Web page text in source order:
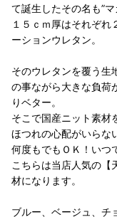
て誕生したその名も”
１５ｃｍ厚はそれぞれ
ーションウレタン。
そのウレタンを覆う生
の事ながら大きな負荷
りベター。
そこで国産ニット素材
ほつれの心配がいらな
何度もでもＯＫ！いつ
こちらは当店人気の【
材になります。
ブルー、ベージュ、チ